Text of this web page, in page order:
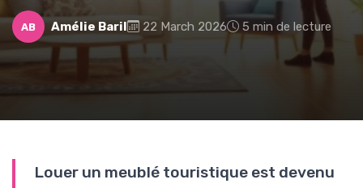
AB Amélie Baril 22 March 2026 5 min de lecture
Louer un meublé touristique est devenu